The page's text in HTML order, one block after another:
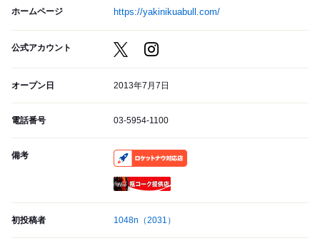
ホームページ https://yakinikuabull.com/
公式アカウント
オープン日 2013年7月7日
電話番号 03-5954-1100
備考
初投稿者 1048n （2031）